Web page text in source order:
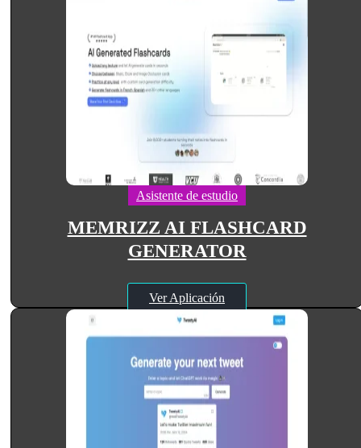
Asistente de estudio
MEMRIZZ AI FLASHCARD
GENERATOR
Ver Aplicación